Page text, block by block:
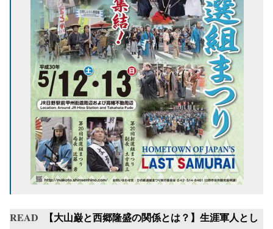
READ
【大山巌と西郷隆盛の関係とは？】生涯軍人とし